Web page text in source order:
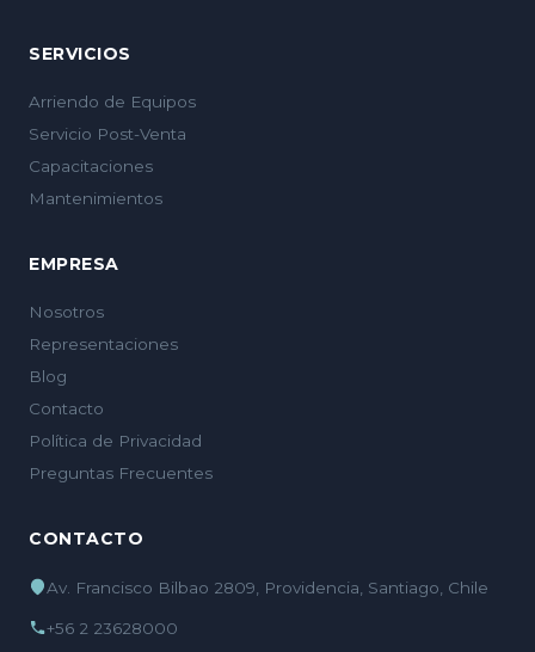
SERVICIOS
Arriendo de Equipos
Servicio Post-Venta
Capacitaciones
Mantenimientos
EMPRESA
Nosotros
Representaciones
Blog
Contacto
Política de Privacidad
Preguntas Frecuentes
CONTACTO
Av. Francisco Bilbao 2809, Providencia, Santiago, Chile
+56 2 23628000